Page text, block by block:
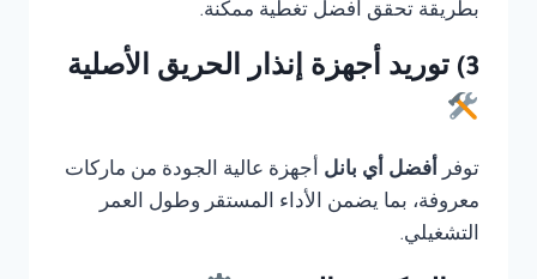
بطريقة تحقق أفضل تغطية ممكنة.
3) توريد أجهزة إنذار الحريق الأصلية
توفر أفضل أي بانل أجهزة عالية الجودة من ماركات
معروفة، بما يضمن الأداء المستقر وطول العمر
التشغيلي.